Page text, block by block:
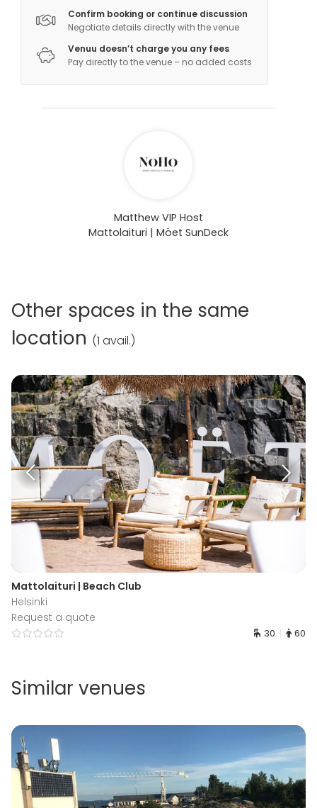
Confirm booking or continue discussion
Negotiate details directly with the venue
Venuu doesn’t charge you any fees
Pay directly to the venue – no added costs
Matthew VIP Host
Mattolaituri | Möet SunDeck
Other spaces in the same
location (1 avail.)
Mattolaituri | Beach Club
Helsinki
Request a quote
30 60
Similar venues